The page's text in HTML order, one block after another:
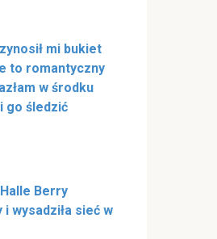
mi bukiet
to romantyczny
w środku
go śledzić
Berry
wysadziła sieć w